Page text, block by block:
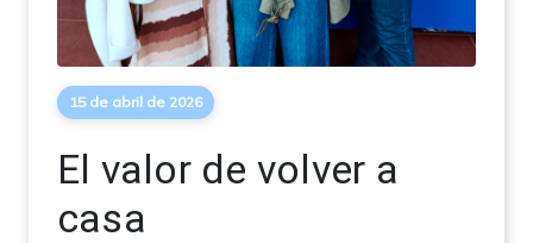
15 de abril de 2026
El valor de volver a
casa